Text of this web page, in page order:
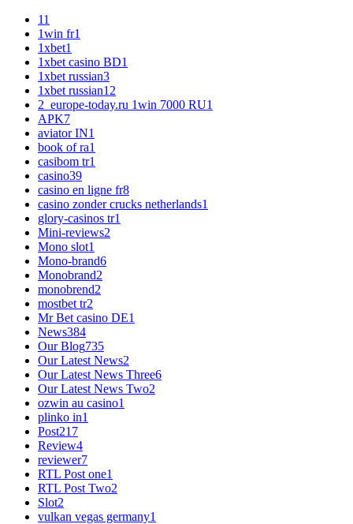
11
1win fr1
1xbet1
1xbet casino BD1
1xbet russian3
1xbet russian1 2
2_europe-today.ru 1win 7000 RU1
APK7
aviator IN1
book of ra1
casibom tr1
casino39
casino en ligne fr8
casino zonder crucks netherlands1
glory-casinos tr1
Mini-reviews2
Mono slot1
Mono-brand6
Monobrand2
monobrend2
mostbet tr2
Mr Bet casino DE1
News384
Our Blog735
Our Latest News2
Our Latest News Three6
Our Latest News Two2
ozwin au casino1
plinko in1
Post217
Review4
reviewer7
RTL Post one1
RTL Post Two2
Slot2
vulkan vegas germany1